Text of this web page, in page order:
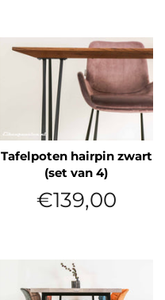
Tafelpoten hairpin zwart
(set van 4)
Normale
prijs
€139,00